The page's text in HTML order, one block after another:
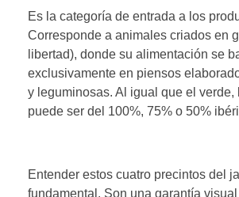
Es la categoría de entrada a los
Corresponde a animales criados en
libertad), donde su alimentación se
exclusivamente en piensos
y leguminosas. Al igual que el verde,
puede ser del 100%, 75% o 50%
Entender estos cuatro precintos del
fundamental. Son una garantía